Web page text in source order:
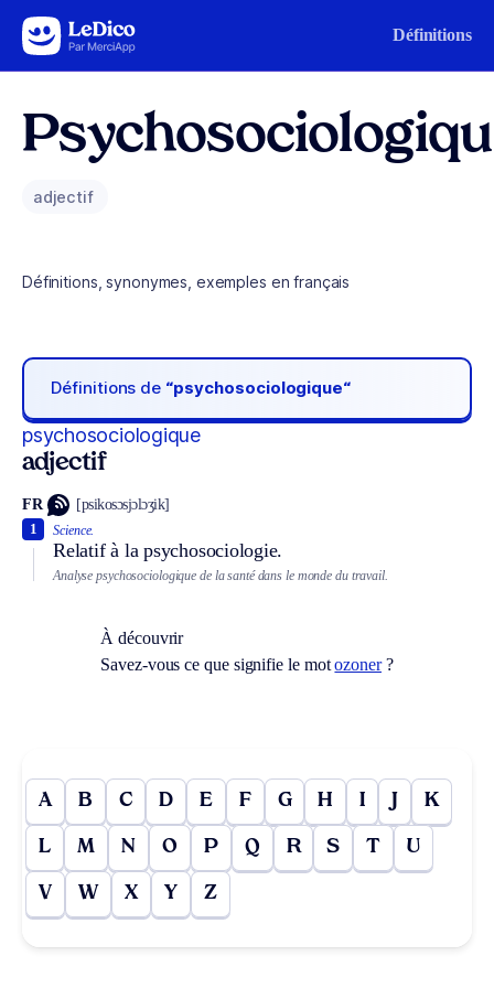
Aller au contenu Définitions
adjectif
Définitions, synonymes, exemples en français
Définitions de “psychosociologique“
psychosociologique
adjectif
FR [psikosɔsjɔlɔʒik]
Science.
Relatif à la psychosociologie.
1
Analyse psychosociologique de la santé dans le monde du travail.
À découvrir
Savez-vous ce que signifie le motozoner?
A B C D E F G H I J K
L M N O P Q R S T U
V W X Y Z